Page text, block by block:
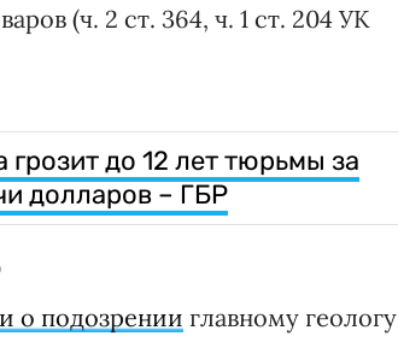
(ч. 2 ст. 364, ч. 1 ст. 204 УК
до 12 лет тюрьмы за
долларов – ГБР
о подозрении главному геологу